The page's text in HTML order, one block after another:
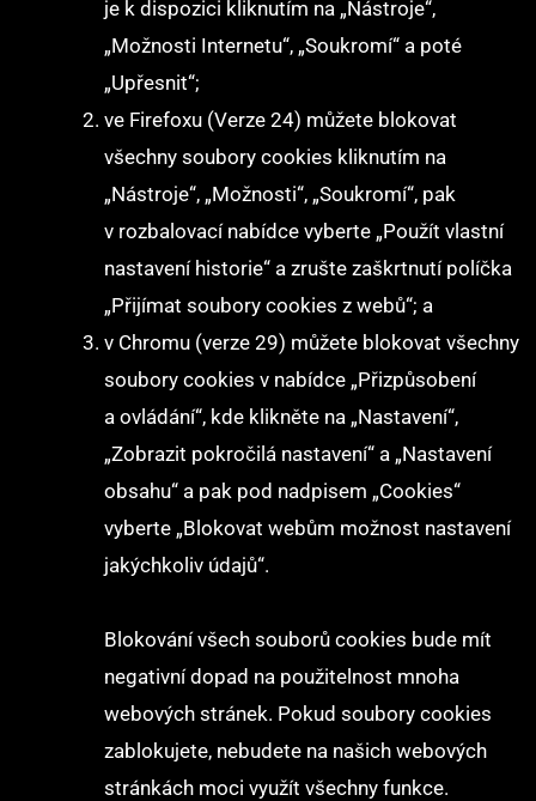
je k dispozici kliknutím na „Nástroje“,
„Možnosti Internetu“, „Soukromí“ a poté
„Upřesnit“;
ve Firefoxu (Verze 24) můžete blokovat
všechny soubory cookies kliknutím na
„Nástroje“, „Možnosti“, „Soukromí“, pak
v rozbalovací nabídce vyberte „Použít vlastní
nastavení historie“ a zrušte zaškrtnutí políčka
„Přijímat soubory cookies z webů“; a
v Chromu (verze 29) můžete blokovat všechny
soubory cookies v nabídce „Přizpůsobení
a ovládání“, kde klikněte na „Nastavení“,
„Zobrazit pokročilá nastavení“ a „Nastavení
obsahu“ a pak pod nadpisem „Cookies“
vyberte „Blokovat webům možnost nastavení
jakýchkoliv údajů“.
Blokování všech souborů cookies bude mít
negativní dopad na použitelnost mnoha
webových stránek. Pokud soubory cookies
zablokujete, nebudete na našich webových
stránkách moci využít všechny funkce.